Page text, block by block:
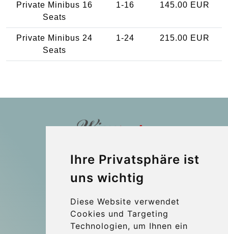
Ihre Privatsphäre ist
uns wichtig
Diese Website verwendet
Cookies und Targeting
Technologien, um Ihnen ein
Private Minibus 16
Seats
1-16 145.00 EUR
Private Minibus 24
Seats
1-24 215.00 EUR
www.uptransfers.com
Office 1, 91 Market Street
Company number: 07800530
© 2026 Kraken Travel Ltd.